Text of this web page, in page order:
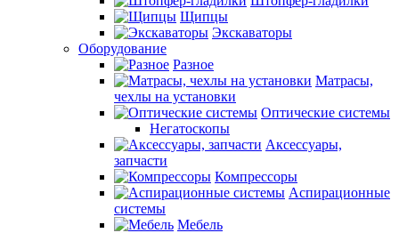
Щипцы
Экскаваторы
Оборудование
Разное
Матрасы,
чехлы на установки
Оптические системы
Негатоскопы
Аксессуары,
запчасти
Компрессоры
Аспирационные
системы
Мебель